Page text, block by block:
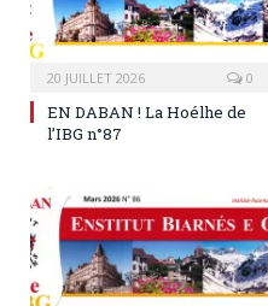
20 JUILLET 2026 0
EN DABAN ! La Hoélhe de
l’IBG n°87